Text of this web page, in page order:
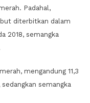
Padahal,
diterbitkan dalam
2018, semangka
mengandung 11,3
semangka